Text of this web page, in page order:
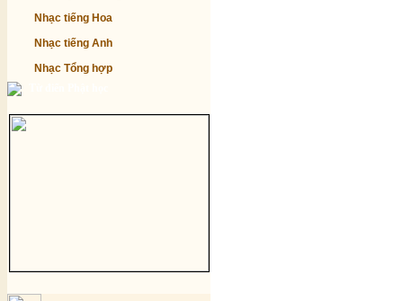
Nhạc tiếng Hoa
Nhạc tiếng Anh
Nhạc Tổng hợp